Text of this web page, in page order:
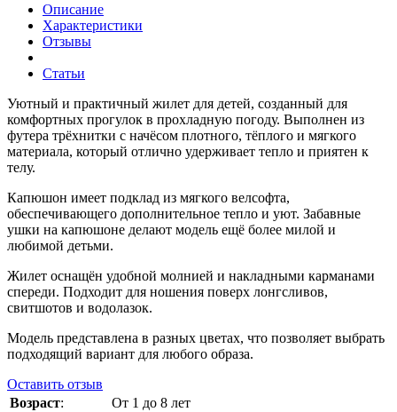
Описание
Характеристики
Отзывы
Статьи
Уютный и практичный жилет для детей, созданный для
комфортных прогулок в прохладную погоду. Выполнен из
футера трёхнитки с начёсом плотного, тёплого и мягкого
материала, который отлично удерживает тепло и приятен к
телу.
Капюшон имеет подклад из мягкого велсофта,
обеспечивающего дополнительное тепло и уют. Забавные
ушки на капюшоне делают модель ещё более милой и
любимой детьми.
Жилет оснащён удобной молнией и накладными карманами
спереди. Подходит для ношения поверх лонгсливов,
свитшотов и водолазок.
Модель представлена в разных цветах, что позволяет выбрать
подходящий вариант для любого образа.
Оставить отзыв
Возраст: От 1 до 8 лет